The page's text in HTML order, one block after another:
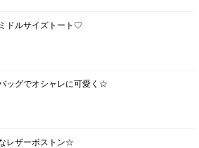
ドルサイズトート♡
ッグでオシャレに可愛く☆
レザーボストン☆